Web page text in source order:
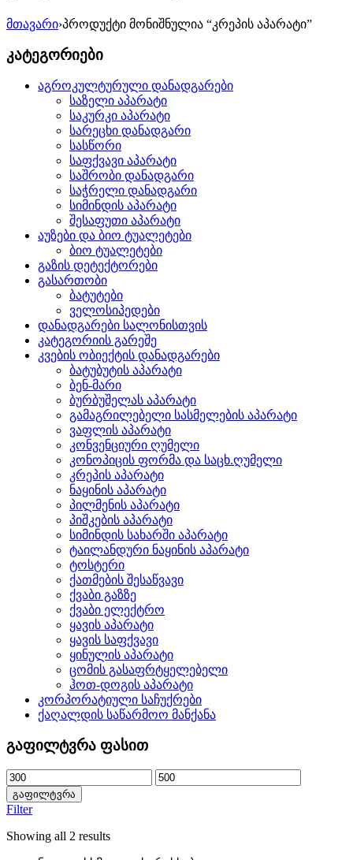
მთავარი›პროდუქტი მონიშნულია “კრეპის აპარატი”
კატეგორიები
აგროკულტურული დანადგარები
საზელი აპარატი
საკურკი აპარატი
სარეცხი დანადგარი
სასწორი
საფქვავი აპარატი
საშრობი დანადგარი
საჭრელი დანადგარი
სიმინდის აპარატი
შესაფუთი აპარატი
აუზები და ბიო ტუალეტები
ბიო ტუალეტები
გაზის დეტექტორები
გასართობი
ბატუტები
ველოსიპედები
დანადგარები სალონისთვის
კატეგორიის გარეშე
კვების ობიექტის დანადგარები
ბატუბუტის აპარატი
ბენ-მარი
ბურბუშელას აპარატი
გამაგრილებელი სასმელების აპარატი
ვაფლის აპარატი
კონვენციური ღუმელი
კონოპიცის ფორმა და საცხ.ღუმელი
კრეპის აპარატი
ნაყინის აპარატი
პილმენის აპარატი
პიშკების აპარატი
სიმინდის სახარში აპარატი
ტაილანდური ნაყინის აპარატი
ტოსტერი
ქათმების შესაწვავი
ქვაბი გაზზე
ქვაბი ელექტრო
ყავის აპარატი
ყავის საფქვავი
ყინულის აპარატი
ცომის გასაფრტყელებელი
ჰოთ-დოგის აპარატი
კორპორატიული საჩუქრები
ქაღალდის საწარმოო მანქანა
გაფილტვრა ფასით
გაფილტვრა
Filter
Showing all 2 results